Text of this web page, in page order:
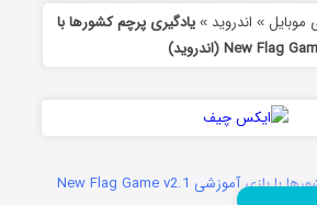
موبایل » اندروید »یادگیری پرچم کشورها با
یادگیری پرچم کشورها با بازی آموزشی New Flag Game v2.1